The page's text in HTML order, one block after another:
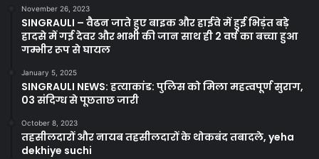
November 26, 2023
SINGRAULI – वैढन जाते हुए बाइक और हाईवे में हुई भिड़ंत बड़े
हादसे में गई देवर और भाभी की जान साथ ही 2 वर्ष का बच्चा हुआ
गम्भीर रूप से घायल
January 5, 2025
SINGRAULI NEWS: हत्याकांड: पुलिस को मिला महत्वपूर्ण सुराग,
03 संदिग्ध से पूछताछ जारी
October 8, 2023
तहसीलदारों और नायब तहसीलदारों के थोकबंद तबादले, yeha
dekhiye suchi